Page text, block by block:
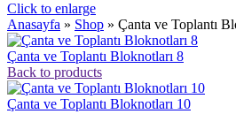
Click to enlarge
Anasayfa » Shop » Çanta ve Toplantı
Çanta ve Toplantı Bloknotları 8
Back to products
Çanta ve Toplantı Bloknotları 10